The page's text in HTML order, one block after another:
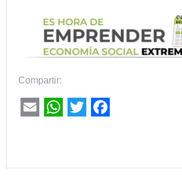
Compartir: